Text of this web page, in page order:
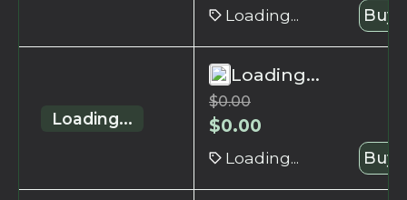
Loading... Buy
Loading...
Loading...
$0.00
$0.00
Loading... Buy